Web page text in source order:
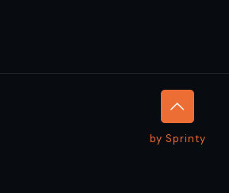
by Sprinty